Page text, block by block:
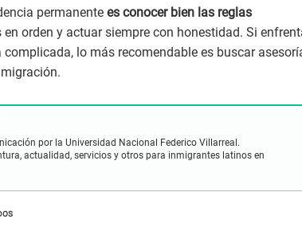
permanente es conocer bien las reglas
en orden y actuar siempre con honestidad. Si
lo más recomendable es buscar
por la Universidad Nacional Federico Villarreal.
actualidad, servicios y otros para inmigrantes latinos en